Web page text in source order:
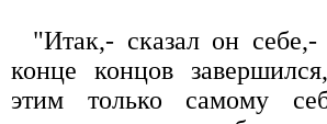
"Итак,- сказал он
конце концов
этим только самому